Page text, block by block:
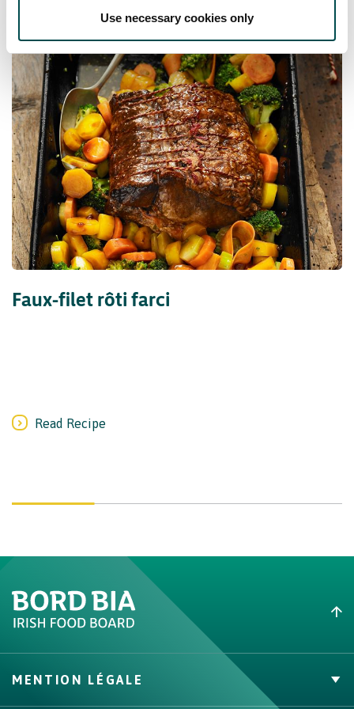
Use necessary cookies only
Recettes
Faux-filet rôti farci
Read Recipe
MENTION LÉGALE